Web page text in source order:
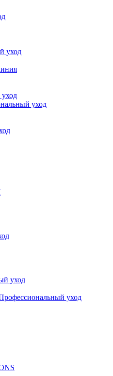
уход
уход
уход
уход